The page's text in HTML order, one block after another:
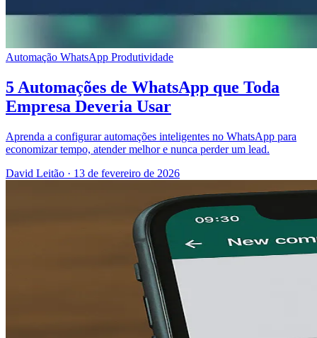
Automação WhatsApp Produtividade
5 Automações de WhatsApp que Toda
Empresa Deveria Usar
Aprenda a configurar automações inteligentes no WhatsApp para
economizar tempo, atender melhor e nunca perder um lead.
David Leitão · 13 de fevereiro de 2026